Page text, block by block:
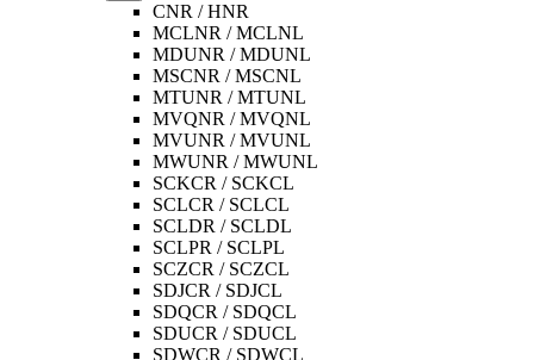
CNR / HNR
MCLNR / MCLNL
MDUNR / MDUNL
MSCNR / MSCNL
MTUNR / MTUNL
MVQNR / MVQNL
MVUNR / MVUNL
MWUNR / MWUNL
SCKCR / SCKCL
SCLCR / SCLCL
SCLDR / SCLDL
SCLPR / SCLPL
SCZCR / SCZCL
SDJCR / SDJCL
SDQCR / SDQCL
SDUCR / SDUCL
SDWCR / SDWCL